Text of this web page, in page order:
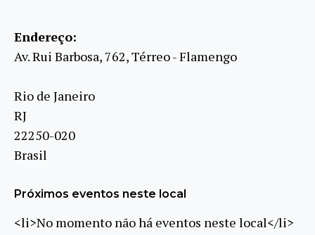
Endereço:
Av. Rui Barbosa, 762, Térreo - Flamengo
Rio de Janeiro
RJ
22250-020
Brasil
Próximos eventos neste local
<li>No momento não há eventos neste local</li>